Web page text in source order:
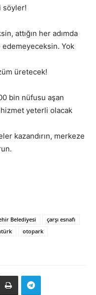
söyler!
attığın her adımda
edemeyeceksin. Yok
üretecek!
bin nüfusu aşan
hizmet yeterli olacak
kazandırın, merkeze
Belediyesi
çarşı esnafı
otopark